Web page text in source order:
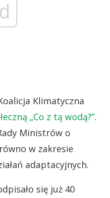
Klimatyczna
„Co z tą wodą?”.
Ministrów o
w zakresie
adaptacyjnych.
się już 40